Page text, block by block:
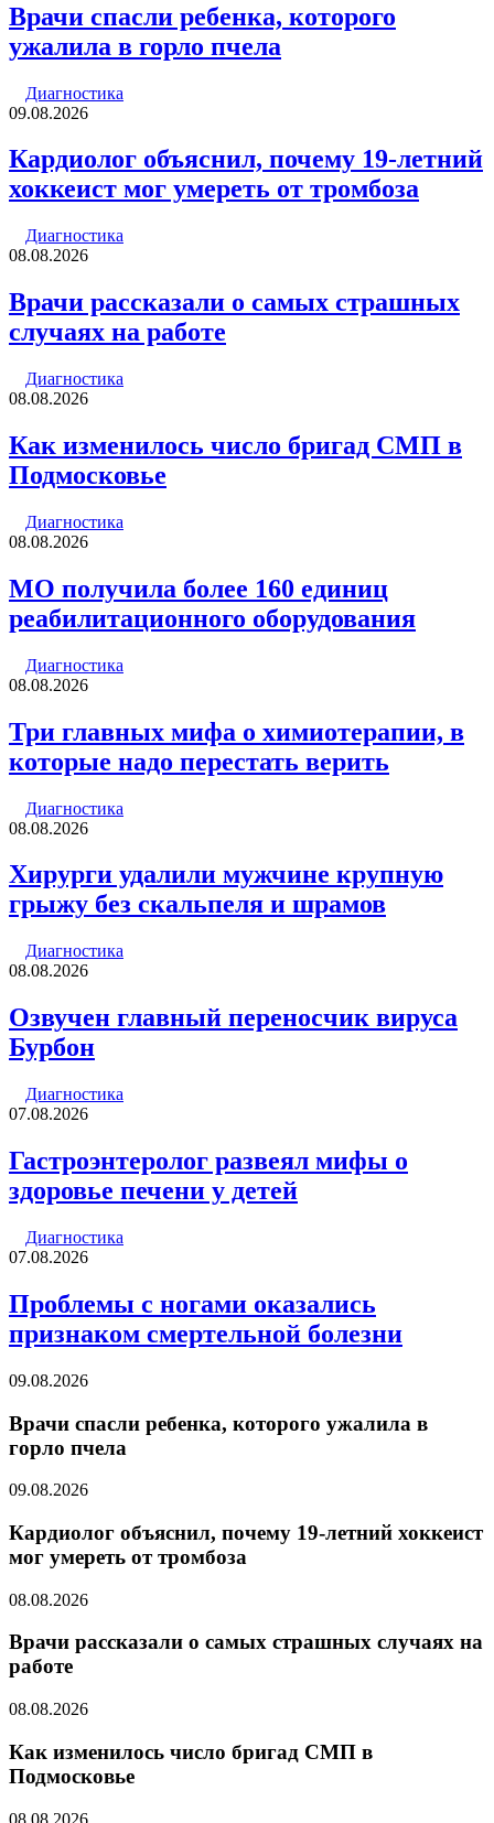
Врачи спасли ребенка, которого
ужалила в горло пчела
Диагностика
09.08.2026
Кардиолог объяснил, почему 19-летний
хоккеист мог умереть от тромбоза
Диагностика
08.08.2026
Врачи рассказали о самых страшных
случаях на работе
Диагностика
08.08.2026
Как изменилось число бригад СМП в
Подмосковье
Диагностика
08.08.2026
МО получила более 160 единиц
реабилитационного оборудования
Диагностика
08.08.2026
Три главных мифа о химиотерапии, в
которые надо перестать верить
Диагностика
08.08.2026
Хирурги удалили мужчине крупную
грыжу без скальпеля и шрамов
Диагностика
08.08.2026
Озвучен главный переносчик вируса
Бурбон
Диагностика
07.08.2026
Гастроэнтеролог развеял мифы о
здоровье печени у детей
Диагностика
07.08.2026
Проблемы с ногами оказались
признаком смертельной болезни
09.08.2026
Врачи спасли ребенка, которого ужалила в
горло пчела
09.08.2026
Кардиолог объяснил, почему 19-летний хоккеист
мог умереть от тромбоза
08.08.2026
Врачи рассказали о самых страшных случаях на
работе
08.08.2026
Как изменилось число бригад СМП в
Подмосковье
08.08.2026